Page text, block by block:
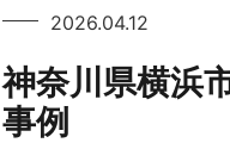
2026.04.12
神奈川県横浜
事例